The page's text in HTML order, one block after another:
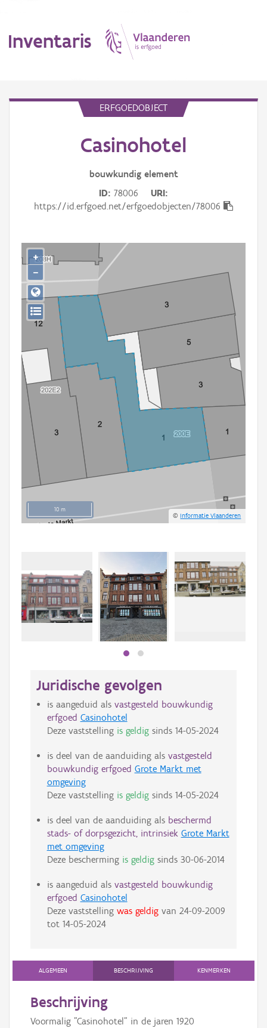
Inventaris
Gebeurtenis
Persoon of collectief
Downloads
Hergebruik
Aanmelden
ERFGOEDOBJECT
Casinohotel
bouwkundig element
ID 78006
URI
https://id.erfgoed.net/erfgoedobjecten/78006
10 m
©Informatie Vlaanderen
+
−
Juridische gevolgen
is aangeduid als vastgesteld bouwkundig
erfgoed Casinohotel
Deze vaststelling is geldigsinds 14-05-2024
is deel van de aanduiding als vastgesteld
bouwkundig erfgoed Grote Markt met
omgeving
Deze vaststelling is geldigsinds 14-05-2024
is deel van de aanduiding als beschermd
stads- of dorpsgezicht, intrinsiek Grote Markt
met omgeving
Deze bescherming is geldigsinds 30-06-2014
is aangeduid als vastgesteld bouwkundig
erfgoed Casinohotel
Deze vaststelling was geldigvan 24-09-2009
tot 14-05-2024
ALGEMEEN BESCHRIJVING KENMERKEN
Beschrijving
Voormalig "Casinohotel" in de jaren 1920